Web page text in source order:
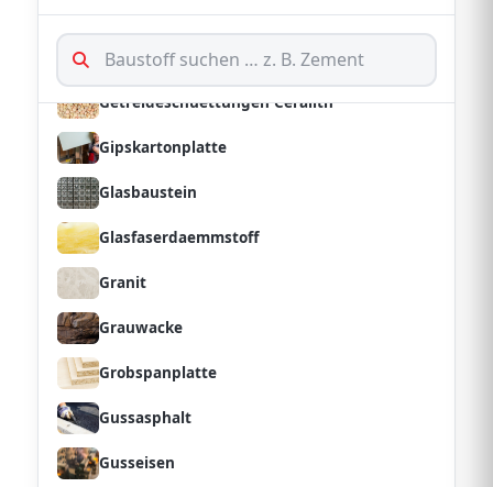
Fliesenkleber
Furniersperrholz
Getreideschuettungen Ceralith
Gipskartonplatte
Glasbaustein
Glasfaserdaemmstoff
Granit
Grauwacke
Grobspanplatte
Gussasphalt
Gusseisen